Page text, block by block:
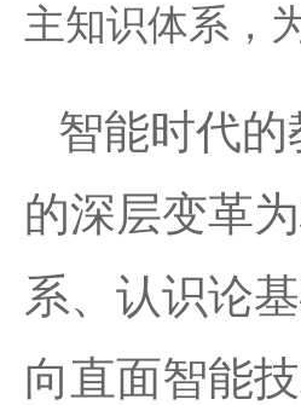
主知识体系，
智能时代
的深层变革
系、认识论
向直面智能